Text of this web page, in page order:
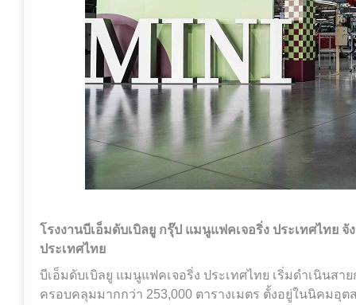
โรงงานบีเอ็มดับเบิลยู กรุ๊ป แมนูแฟคเจอริ่ง ประเทศไทย
ประเทศไทย
บีเอ็มดับเบิลยู แมนูแฟคเจอริ่ง ประเทศไทย เริ่มดำเนินส
ครอบคลุมมากกว่า 253,000 ตารางเมตร ตั้งอยู่ในนิคมอุ